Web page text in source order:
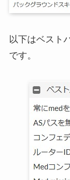
以下はベスト
です。